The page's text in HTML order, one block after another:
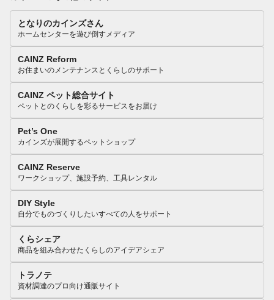
となりのカインズさん
ホームセンターを遊び倒すメディア
CAINZ Reform
お住まいのメンテナンスとくらしのサポート
CAINZ ペット総合サイト
ペットとのくらしを彩るサービスをお届け
Pet’s One
カインズが展開するペットショップ
CAINZ Reserve
ワークショップ、施設予約、工具レンタル
DIY Style
自分でものづくりしたいすべての人をサポート
くらシェア
商品を組み合わせたくらしのアイデアシェア
トラノテ
資材調達のプロ向け通販サイト